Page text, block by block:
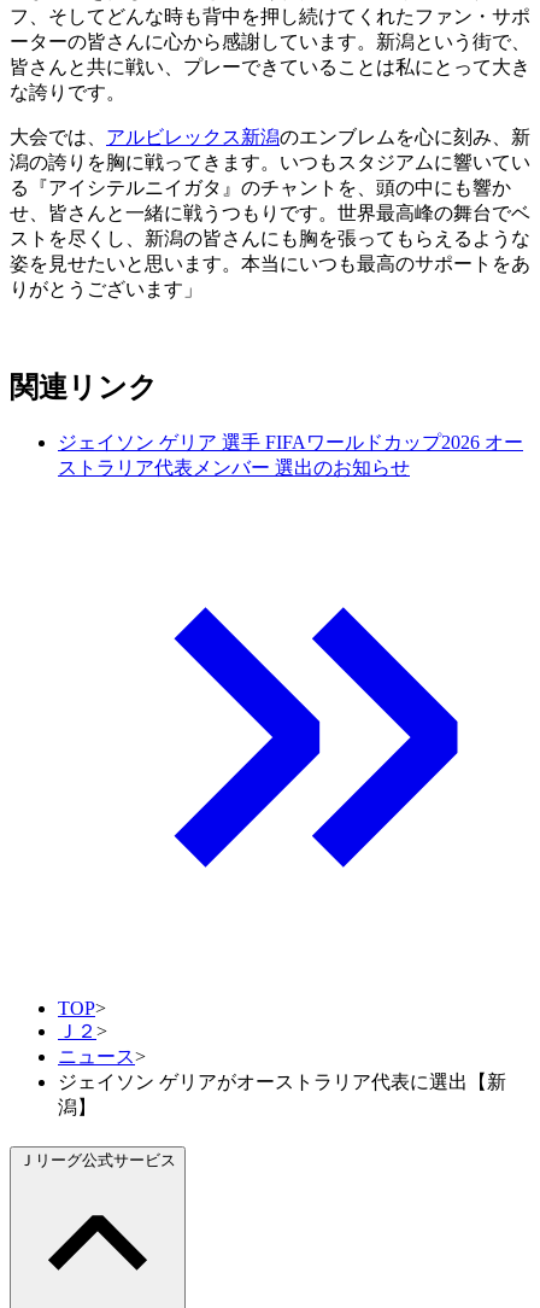
フ、そしてどんな時も背中を押し続けてくれたファン・サポ
ーターの皆さんに心から感謝しています。新潟という街で、
皆さんと共に戦い、プレーできていることは私にとって大き
な誇りです。
大会では、 アルビレックス新潟のエンブレムを心に刻み、新
潟の誇りを胸に戦ってきます。いつもスタジアムに響いてい
る『アイシテルニイガタ』のチャントを、頭の中にも響か
せ、皆さんと一緒に戦うつもりです。世界最高峰の舞台でベ
ストを尽くし、新潟の皆さんにも胸を張ってもらえるような
姿を見せたいと思います。本当にいつも最高のサポートをあ
りがとうございます」
関連リンク
ジェイソン ゲリア 選手 FIFAワールドカップ2026 オー
ストラリア代表メンバー 選出のお知らせ
TOP>
Ｊ２ >
ニュース>
ジェイソン ゲリアがオーストラリア代表に選出【新
潟】
Ｊリーグ公式サービス